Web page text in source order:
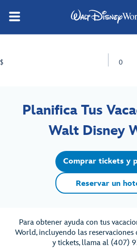
$ 0
Planifica Tus
Walt Disney
Comprar tickets y
Reservar un
Para obtener ayuda con tus
World, incluyendo las reservaciones
y tickets, llama al (407)